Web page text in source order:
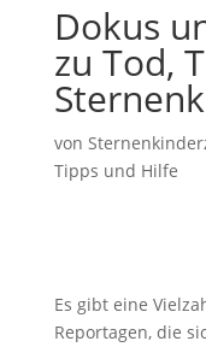
Dokus
zu Tod,
von
Tipps und Hilfe
Es gibt eine
Reportagen, die